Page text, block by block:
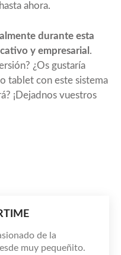
ahora.
durante esta
y empresarial .
¿Os gustaría
tablet con este sistema
¡Dejadnos vuestros
de la
muy pequeñito.